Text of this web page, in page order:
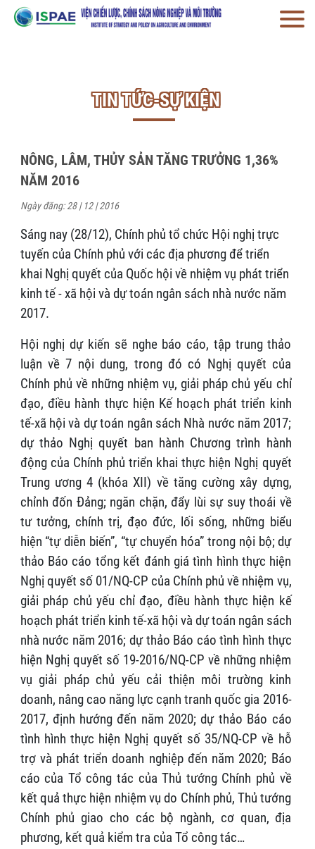
TIN TỨC-SỰ KIỆN
NÔNG, LÂM, THỦY SẢN TĂNG TRƯỞNG 1,36%
NĂM 2016
Ngày đăng: 28 | 12 | 2016
Sáng nay (28/12), Chính phủ tổ chức Hội nghị trực
tuyến của Chính phủ với các địa phương để triển
khai Nghị quyết của Quốc hội về nhiệm vụ phát triển
kinh tế - xã hội và dự toán ngân sách nhà nước năm
2017.
Hội nghị dự kiến sẽ nghe báo cáo, tập trung thảo
luận về 7 nội dung, trong đó có Nghị quyết của
Chính phủ về những nhiệm vụ, giải pháp chủ yếu chỉ
đạo, điều hành thực hiện Kế hoạch phát triển kinh
tế-xã hội và dự toán ngân sách Nhà nước năm 2017;
dự thảo Nghị quyết ban hành Chương trình hành
động của Chính phủ triển khai thực hiện Nghị quyết
Trung ương 4 (khóa XII) về tăng cường xây dựng,
chỉnh đốn Đảng; ngăn chặn, đẩy lùi sự suy thoái về
tư tưởng, chính trị, đạo đức, lối sống, những biểu
hiện “tự diễn biến”, “tự chuyển hóa” trong nội bộ; dự
thảo Báo cáo tổng kết đánh giá tình hình thực hiện
Nghị quyết số 01/NQ-CP của Chính phủ về nhiệm vụ,
giải pháp chủ yếu chỉ đạo, điều hành thực hiện kế
hoạch phát triển kinh tế-xã hội và dự toán ngân sách
nhà nước năm 2016; dự thảo Báo cáo tình hình thực
hiện Nghị quyết số 19-2016/NQ-CP về những nhiệm
vụ giải pháp chủ yếu cải thiện môi trường kinh
doanh, nâng cao năng lực cạnh tranh quốc gia 2016-
2017, định hướng đến năm 2020; dự thảo Báo cáo
tình hình thực hiện Nghị quyết số 35/NQ-CP về hỗ
trợ và phát triển doanh nghiệp đến năm 2020; Báo
cáo của Tổ công tác của Thủ tướng Chính phủ về
kết quả thực hiện nhiệm vụ do Chính phủ, Thủ tướng
Chính phủ giao cho các bộ ngành, cơ quan, địa
phương, kết quả kiểm tra của Tổ công tác…